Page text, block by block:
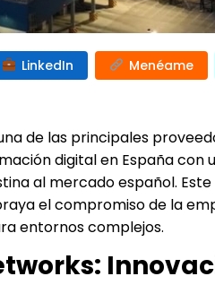
LinkedIn Menéame
de las principales
digital en España con
al mercado español.
el compromiso de la
entornos complejos.